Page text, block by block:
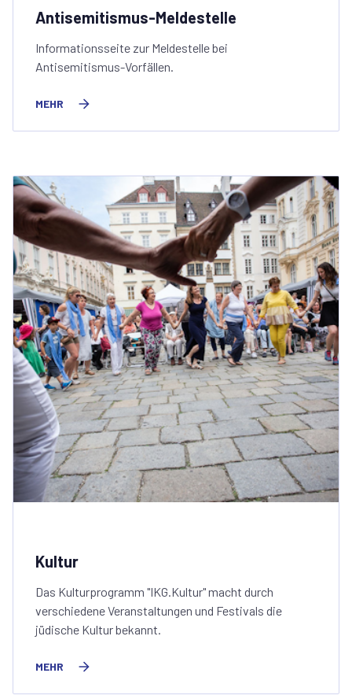
Antisemitismus-Meldestelle
Informationsseite zur Meldestelle bei
Antisemitismus-Vorfällen.
MEHR
Kultur
Das Kulturprogramm "IKG.Kultur" macht durch
verschiedene Veranstaltungen und Festivals die
jüdische Kultur bekannt.
MEHR